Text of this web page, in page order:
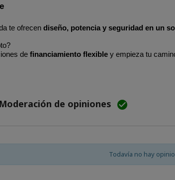
te ofrecen diseño, potencia y seguridad en un
de financiamiento flexible y empieza tu
de opiniones 
Todavía no hay